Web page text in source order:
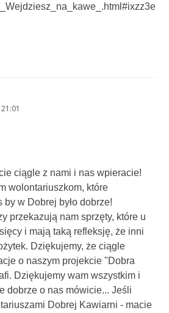
ciągle z nami i nas wpieracie!
wolontariuszkom, które
w Dobrej było dobrze!
przekazują nam sprzęty, które u
i mają taką refleksję, że inni
Dziękujemy, że ciągle
o naszym projekcie "Dobra
Dziękujemy wam wszystkim i
dobrze o nas mówicie... Jeśli
Dobrej Kawiarni - macie